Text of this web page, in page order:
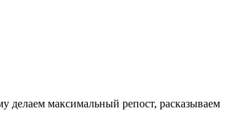
делаем максимальный репост, расказываем